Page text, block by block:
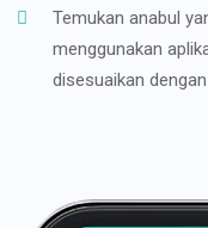
Temukan anabul
menggunakan
disesuaikan